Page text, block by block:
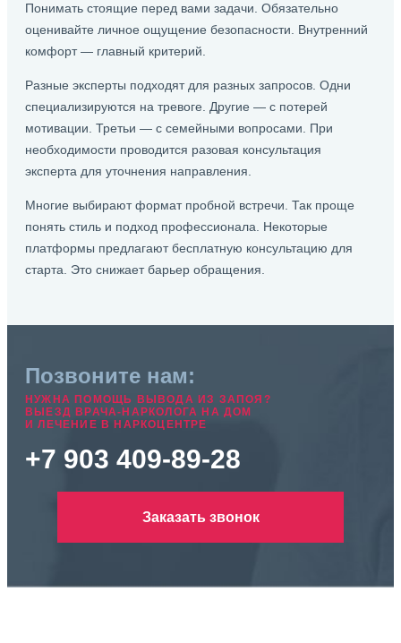
Понимать стоящие перед вами задачи. Обязательно
оценивайте личное ощущение безопасности. Внутренний
комфорт — главный критерий.
Разные эксперты подходят для разных запросов. Одни
специализируются на тревоге. Другие — с потерей
мотивации. Третьи — с семейными вопросами. При
необходимости проводится разовая консультация
эксперта для уточнения направления.
Многие выбирают формат пробной встречи. Так проще
понять стиль и подход профессионала. Некоторые
платформы предлагают бесплатную консультацию для
старта. Это снижает барьер обращения.
Позвоните нам:
НУЖНА ПОМОЩЬ ВЫВОДА ИЗ ЗАПОЯ?
ВЫЕЗД ВРАЧА-НАРКОЛОГА НА ДОМ
И ЛЕЧЕНИЕ В НАРКОЦЕНТРЕ
+7 903 409-89-28
Заказать звонок